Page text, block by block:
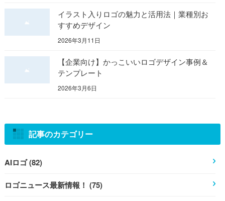
イラスト入りロゴの魅力と活用法｜業種別お
すすめデザイン
2026年3月11日
【企業向け】かっこいいロゴデザイン事例＆
テンプレート
2026年3月6日
記事のカテゴリー
AIロゴ (82)
ロゴニュース最新情報！ (75)